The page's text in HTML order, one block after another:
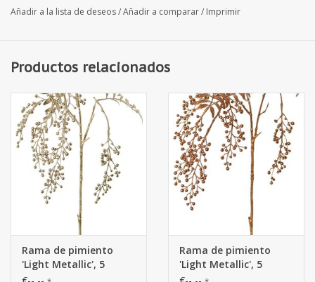
Añadir a la lista de deseos/Añadir a comparar/ Imprimir
Productos relacionados
Rama de pimiento
'Light Metallic', 5
arbustos de bayas (15
Rama de pimiento
'Light Metallic', 5
arbustos de bayas (15